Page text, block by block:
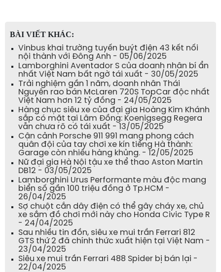
BÀI VIẾT KHÁC:
Vinbus khai trường tuyến buýt điện 43 kết nối
nội thành với Đông Anh - 05/06/2025
Lamborghini Aventador S của doanh nhân bí ẩn
nhất Việt Nam bất ngờ tái xuất - 30/05/2025
Trải nghiệm gần 1 năm, doanh nhân Thái
Nguyên rao bán McLaren 720S TopCar độc nhất
Việt Nam hơn 12 tỷ đồng - 24/05/2025
Hàng chục siêu xe của đại gia Hoàng Kim Khánh
sắp có mặt tại Lâm Đồng: Koenigsegg Regera
vẫn chưa rõ có tái xuất - 13/05/2025
Cận cảnh Porsche 911 991 mang phong cách
quân đội của tay chơi xe kín tiếng Hà thành:
Garage còn nhiều hàng khủng. - 12/05/2025
Nữ đại gia Hà Nội tậu xe thể thao Aston Martin
DB12 - 03/05/2025
Lamborghini Urus Performante màu độc mang
biển số gần 100 triệu đồng ở Tp.HCM -
26/04/2025
Sợ chuột cắn dây điện có thể gây cháy xe, chủ
xe sắm đồ chơi mới này cho Honda Civic Type R
- 24/04/2025
Sau nhiều tin đồn, siêu xe mui trần Ferrari 812
GTS thứ 2 đã chính thức xuất hiện tại Việt Nam -
23/04/2025
Siêu xe mui trần Ferrari 488 Spider bị bán lại -
22/04/2025